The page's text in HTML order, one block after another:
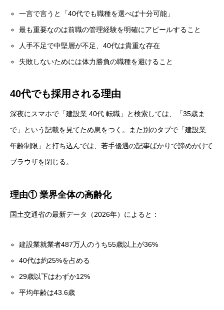
一言で言うと「40代でも職種を選べば十分可能」
最も重要なのは前職の管理経験を明確にアピールすること
人手不足で中堅層が不足、40代は貴重な存在
失敗しないためには体力勝負の職種を避けること
40代でも採用される理由
深夜にスマホで「建設業 40代 転職」と検索しては、「35歳ま
で」という記載を見てため息をつく。また別のタブで「建設業
年齢制限」と打ち込んでは、若手優遇の記事ばかりで諦めかけて
ブラウザを閉じる。
理由① 業界全体の高齢化
国土交通省の最新データ（2026年）によると：
建設業就業者487万人のうち55歳以上が36%
40代は約25%を占める
29歳以下はわずか12%
平均年齢は43.6歳